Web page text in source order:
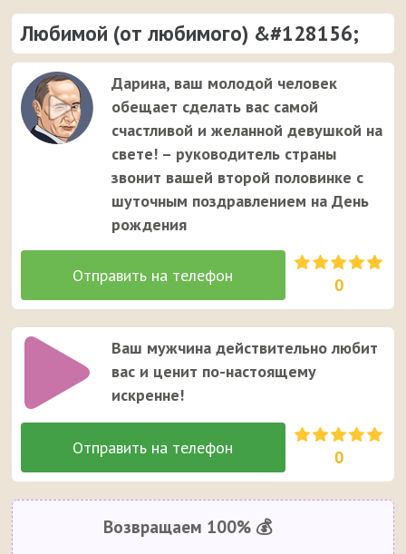
Любимой (от любимого) &#128156;
Дарина, ваш молодой человек
обещает сделать вас самой
счастливой и желанной девушкой на
свете! – руководитель страны
звонит вашей второй половинке с
шуточным поздравлением на День
рождения
0
Ваш мужчина действительно любит
вас и ценит по-настоящему
искренне!
0
Возвращаем 100% 💰